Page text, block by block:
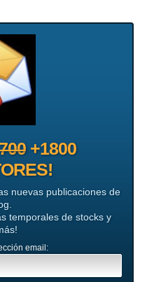
+1800
nuevas publicaciones de
temporales de stocks y
email: